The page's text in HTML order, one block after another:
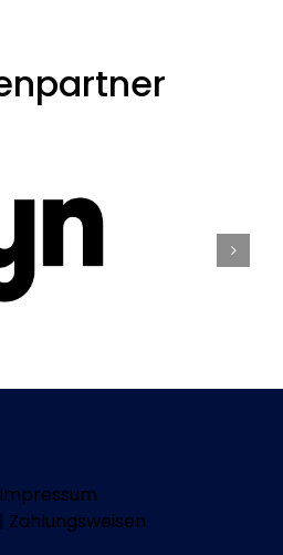
Impressum
| Zahlungsweisen